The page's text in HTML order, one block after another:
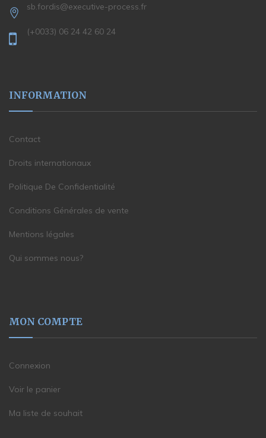
sb.fordis@executive-process.fr
(+0033) 06 24 42 60 24
INFORMATION
Contact
Droits internationaux
Politique De Confidentialité
Conditions Générales de vente
Mentions légales
Qui sommes nous?
MON COMPTE
Connexion
Voir le panier
Ma liste de souhait